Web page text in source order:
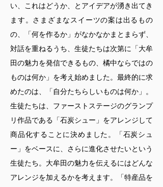
い、これはどうか、とアイデアが湧き出てき
ます。さまざまなスイーツの案は出るもの
の、「何を作るか」がなかなかまとまらず、
対話を重ねるうち、生徒たちは次第に「大牟
田の魅力を発信できるもの、橘中ならではの
ものは何か」を考え始めました。最終的に求
めたのは、「自分たちらしいものは何か」。
生徒たちは、ファーストステージのグランプ
リ作品である「石炭シュー」をアレンジして
商品化することに決めました。「石炭シュ
ー」をベースに、さらに進化させたいという
生徒たち。大牟田の魅力を伝えるにはどんな
アレンジを加えるかを考えます。「特産品を